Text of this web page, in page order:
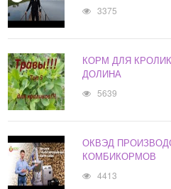
3375
КОРМ ДЛЯ
ДОЛИНА
5639
ОКВЭД
КОМБИКОРМОВ
4413